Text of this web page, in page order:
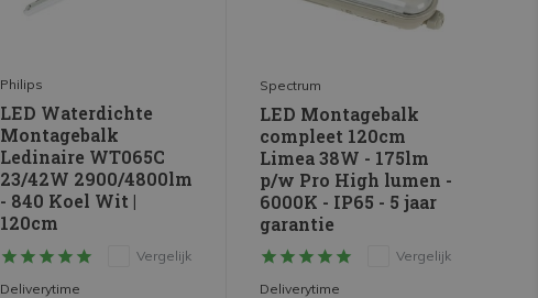
Philips
LED Waterdichte
Montagebalk
Ledinaire WT065C
23/42W 2900/4800lm
- 840 Koel Wit |
120cm
Vergelijk
Deliverytime
Spectrum
LED Montagebalk
compleet 120cm
Limea 38W - 175lm
p/w Pro High lumen -
6000K - IP65 - 5 jaar
garantie
Vergelijk
Deliverytime